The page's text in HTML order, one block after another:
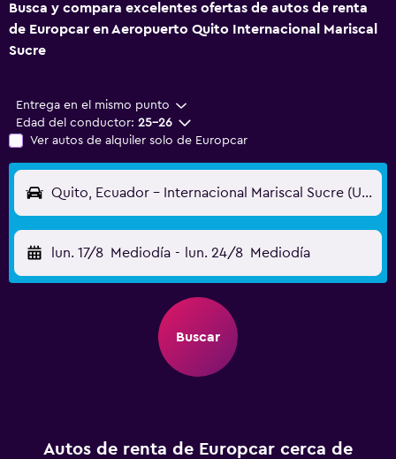
Busca y compara excelentes ofertas de autos de renta
de Europcar en Aeropuerto Quito Internacional Mariscal
Sucre
Entrega en el mismo punto
Edad del conductor: 25-26
Ver autos de alquiler solo de Europcar
Quito, Ecuador - Internacional Mariscal Sucre (UIO)
lun. 17/8 Mediodía - lun. 24/8 Mediodía
Buscar
Autos de renta de Europcar cerca de